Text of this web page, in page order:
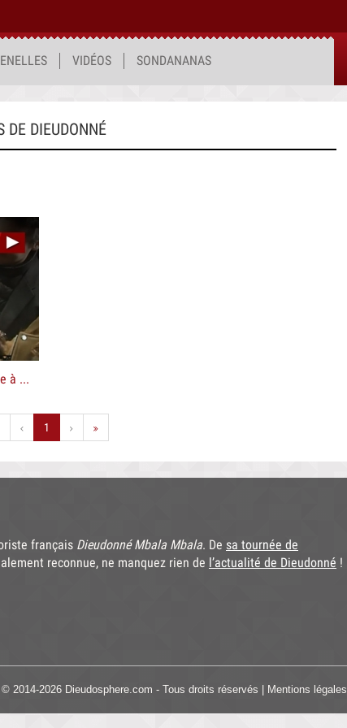
VIDÉOS SONDANANAS
DE DIEUDONNÉ
Une militante socialiste défend Dieudonné face à Manuel Valls
1
français Dieudonné Mbala Mbala. De sa tournée de
reconnue, ne manquez rien de l’actualité de Dieudonné !
2014-2026 Dieudosphere.com - Tous droits réservés | Mentions légales